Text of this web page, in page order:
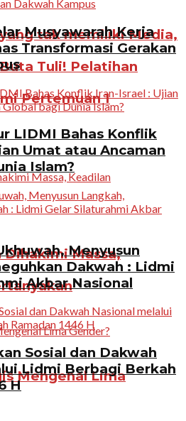
tak memiliki Media,
Tuli! Pelatihan
Pertemuan 1
Massa,
Mengenal Lima
Musyawarah Kerja
Transformasi Gerakan
LIDMI Bahas Konflik
Umat atau Ancaman
Islam?
Menyusun
Dakwah : Lidmi
Akbar Nasional
Sosial dan Dakwah
Lidmi Berbagi Berkah
H